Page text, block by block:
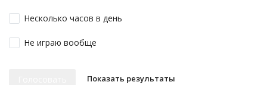
Несколько часов в день
Не играю вообще
Показать результаты